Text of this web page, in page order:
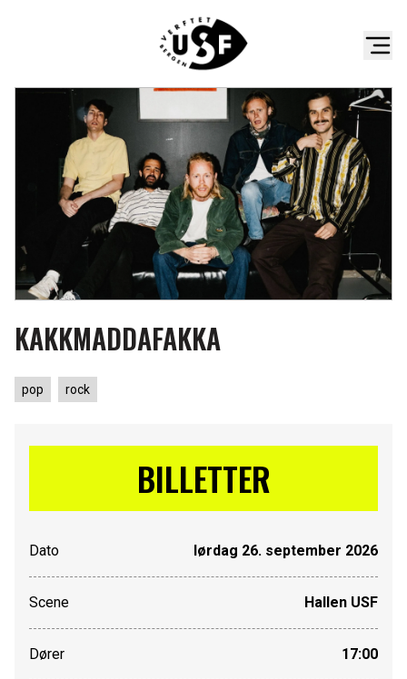
KAKKMADDAFAKKA
pop rock
BILLETTER
Dato lørdag 26. september 2026
Scene Hallen USF
Dører 17:00